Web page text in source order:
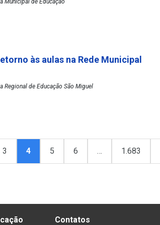
Municipal de Educação
às aulas na Rede Municipal
de Educação São Miguel
3 4 5 6 … 1.683
Contatos